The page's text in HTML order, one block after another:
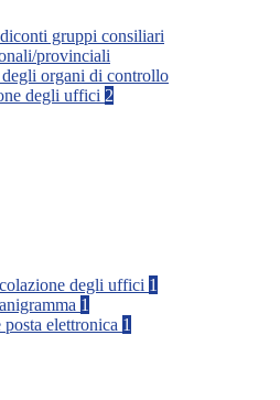
gruppi consiliari
provinciali
organi di controllo
degli uffici 2
degli uffici 1
1
elettronica 1